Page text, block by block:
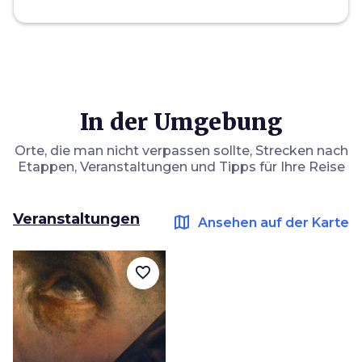
In der Umgebung
Orte, die man nicht verpassen sollte, Strecken nach
Etappen, Veranstaltungen und Tipps für Ihre Reise
Veranstaltungen map Ansehen auf der Karte
favorite_border